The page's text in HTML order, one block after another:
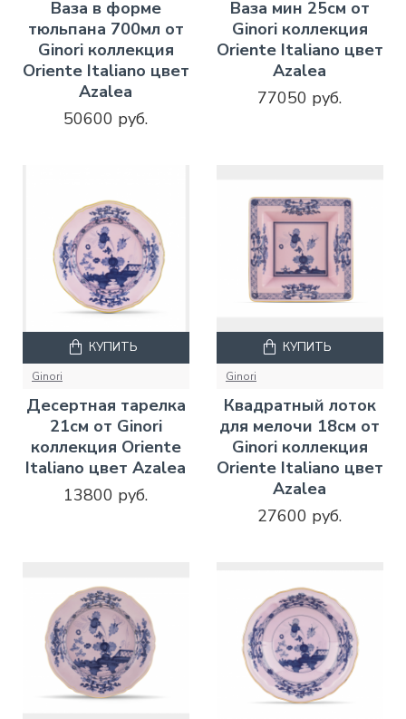
Ваза в форме
тюльпана 700мл от
Ginori коллекция
Oriente Italiano цвет
Azalea
50600 руб.
Ваза мин 25см от
Ginori коллекция
Oriente Italiano цвет
Azalea
77050 руб.
Ginori
Десертная тарелка
21см от Ginori
коллекция Oriente
Italiano цвет Azalea
13800 руб.
КУПИТЬ
Ginori
Квадратный лоток
для мелочи 18см от
Ginori коллекция
Oriente Italiano цвет
Azalea
27600 руб.
КУПИТЬ